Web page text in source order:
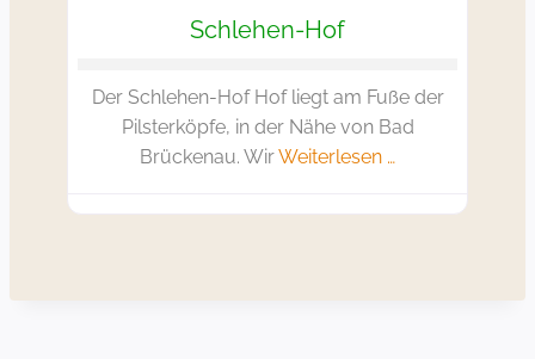
Schlehen-Hof
Der Schlehen-Hof Hof liegt am Fuße der
Pilsterköpfe, in der Nähe von Bad
Brückenau. WirWeiterlesen …